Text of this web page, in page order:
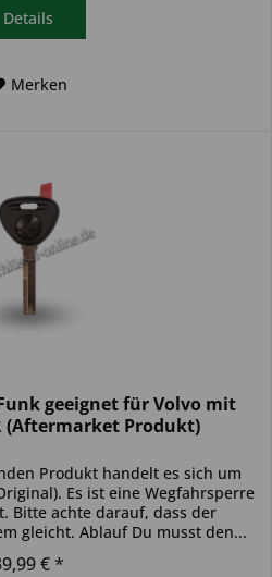
Details
Merken
geeignet für Volvo mit
(Aftermarket Produkt)
Produkt handelt es sich um
Es ist eine Wegfahrsperre
Bitte achte darauf, dass der
gleicht. Ablauf Du musst den...
€ *